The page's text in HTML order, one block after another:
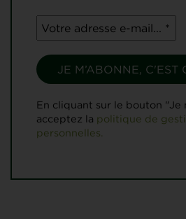
En cliquant sur le bouton "Je
acceptez la politique de
personnelles.